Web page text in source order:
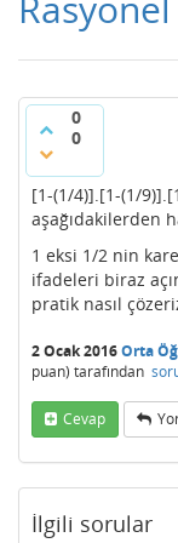
0
0
[1-(1/4)].[1-(1/
aşağıdakilerden
1 eksi 1/2 nin
ifadeleri biraz
pratik nasıl
2 Ocak 2016Orta
puan) tarafından
Cevap
İlgili sorular